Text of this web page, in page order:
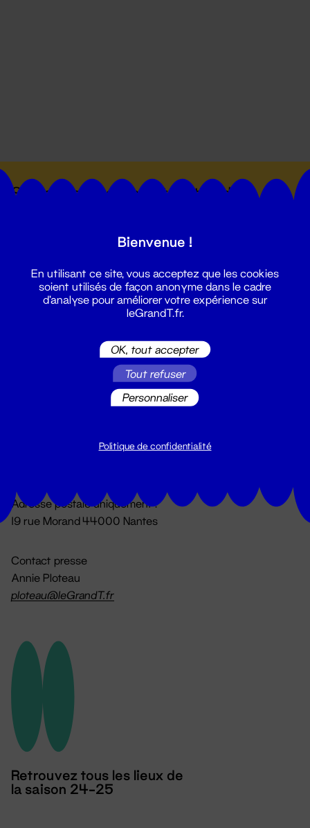
Suivez toutes les actualités du
Du lundi au vendredi 14h → 18h
Adresse postale uniquement :
19 rue Morand 44000 Nantes
Contact presse
Annie Ploteau
ploteau@leGrandT.fr
Retrouvez tous les lieux de
la saison 24-25
Bienvenue !
En utilisant ce site, vous acceptez que les cookies
soient utilisés de façon anonyme dans le cadre
d'analyse pour améliorer votre expérience sur
leGrandT.fr.
OK, tout accepter
Tout refuser
Personnaliser
Politique de confidentialité